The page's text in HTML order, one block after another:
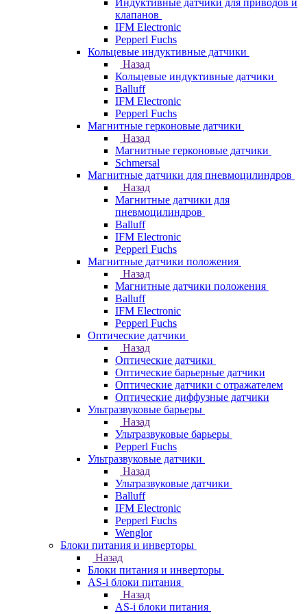
Индуктивные датчики для приводов и
клапанов
IFM Electronic
Pepperl Fuchs
Кольцевые индуктивные датчики
Назад
Кольцевые индуктивные датчики
Balluff
IFM Electronic
Pepperl Fuchs
Магнитные герконовые датчики
Назад
Магнитные герконовые датчики
Schmersal
Магнитные датчики для пневмоцилиндров
Назад
Магнитные датчики для
пневмоцилиндров
Balluff
IFM Electronic
Pepperl Fuchs
Магнитные датчики положения
Назад
Магнитные датчики положения
Balluff
IFM Electronic
Pepperl Fuchs
Оптические датчики
Назад
Оптические датчики
Оптические барьерные датчики
Оптические датчики с отражателем
Оптические диффузные датчики
Ультразвуковые барьеры
Назад
Ультразвуковые барьеры
Pepperl Fuchs
Ультразвуковые датчики
Назад
Ультразвуковые датчики
Balluff
IFM Electronic
Pepperl Fuchs
Wenglor
Блоки питания и инверторы
Назад
Блоки питания и инверторы
AS-i блоки питания
Назад
AS-i блоки питания